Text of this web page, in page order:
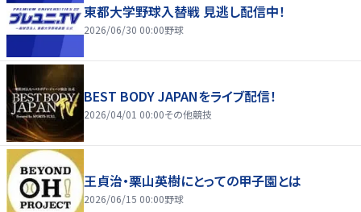
東都大学野球入替戦 見逃し配信中！
2026/06/30 00:00野球
BEST BODY JAPANをライブ配信！
2026/04/01 00:00その他競技
王貞治・栗山英樹にとっての甲子園とは
2026/06/15 00:00野球